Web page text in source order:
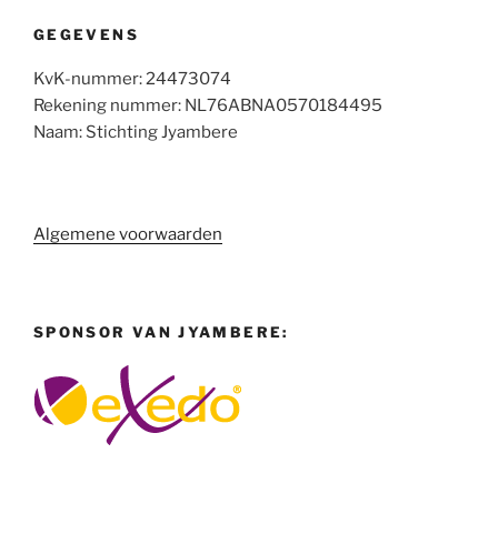
GEGEVENS
KvK-nummer: 24473074
Rekening nummer: NL76ABNA0570184495
Naam: Stichting Jyambere
Algemene voorwaarden
SPONSOR VAN JYAMBERE: